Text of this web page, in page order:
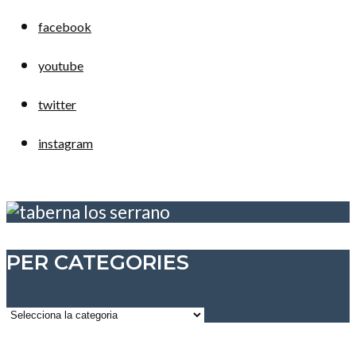
facebook
youtube
twitter
instagram
PER CATEGORIES
Per